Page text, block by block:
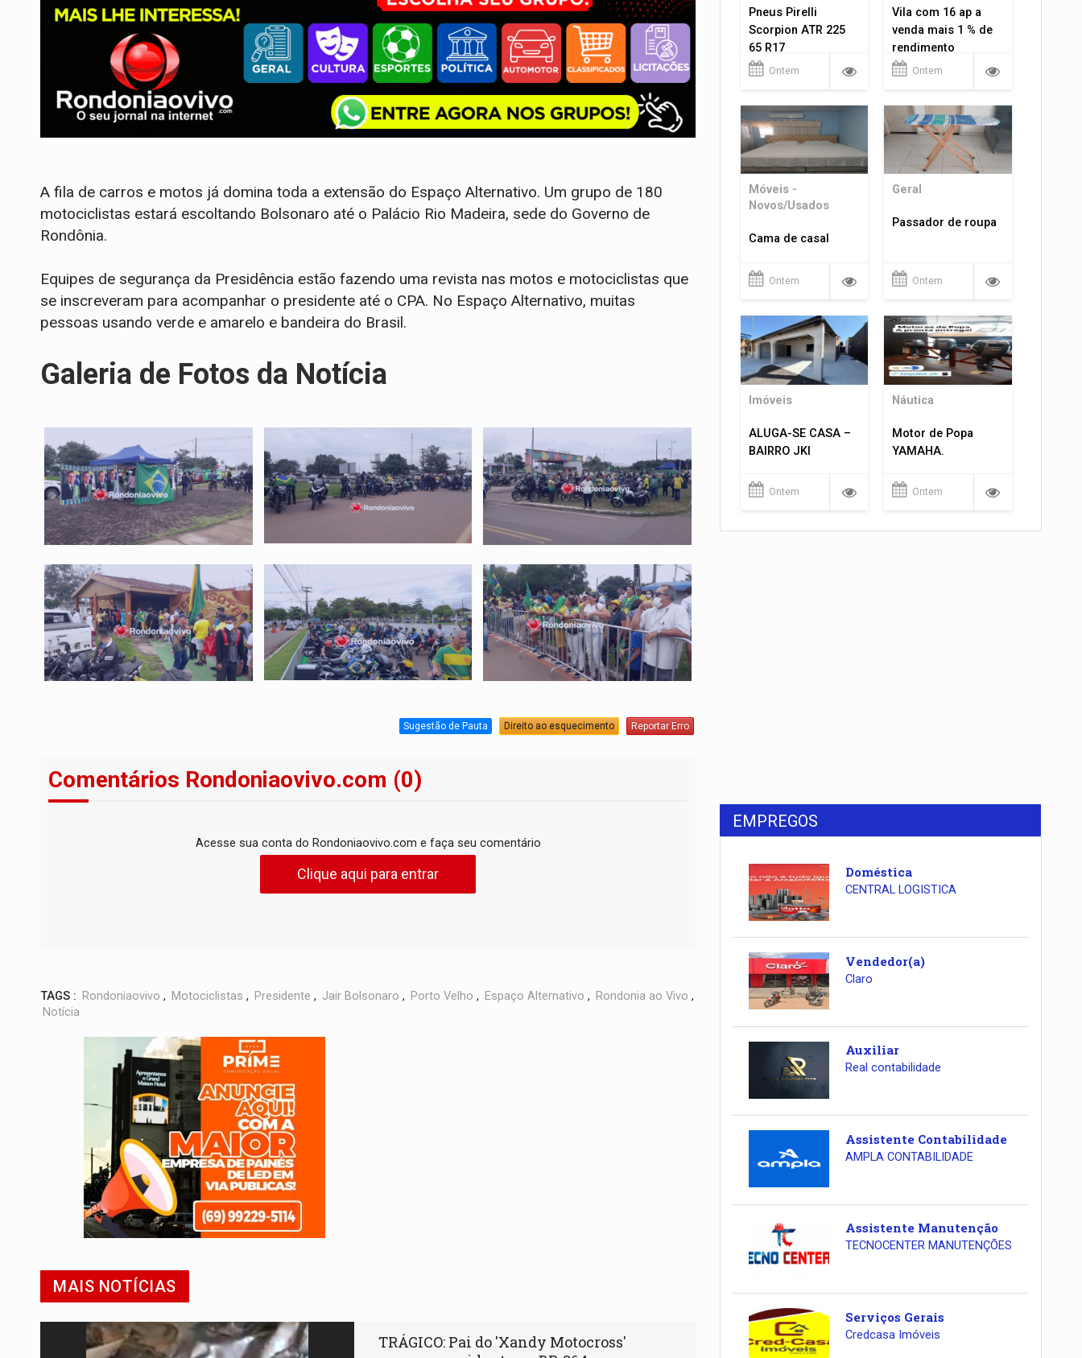
A fila de carros e motos já domina toda a extensão do Espaço Alternativo. Um grupo de 180
motociclistas estará escoltando Bolsonaro até o Palácio Rio Madeira, sede do Governo de
Rondônia.
Equipes de segurança da Presidência estão fazendo uma revista nas motos e motociclistas que
se inscreveram para acompanhar o presidente até o CPA. No Espaço Alternativo, muitas
pessoas usando verde e amarelo e bandeira do Brasil.
Galeria de Fotos da Notícia
Sugestão de Pauta Direito ao esquecimento Reportar Erro
Comentários Rondoniaovivo.com (0)
Acesse sua conta do Rondoniaovivo.com e faça seu comentário
Clique aqui para entrar
TAGS : Rondoniaovivo , Motociclistas , Presidente , Jair Bolsonaro , Porto Velho , Espaço Alternativo , Rondonia ao Vivo ,
Notícia
MAIS NOTÍCIAS
TRÁGICO: Pai do 'Xandy Motocross'
Pneus Pirelli
Scorpion ATR 225
65 R17
Ontem
Vila com 16 ap a
venda mais 1 % de
rendimento
Ontem
Móveis -
Novos/Usados
Cama de casal
Ontem
Geral
Passador de roupa
Ontem
Imóveis
ALUGA-SE CASA –
BAIRRO JKI
Ontem
Náutica
Motor de Popa
YAMAHA.
Ontem
EMPREGOS
Doméstica
CENTRAL LOGISTICA
Vendedor(a)
Claro
Auxiliar
Real contabilidade
Assistente Contabilidade
AMPLA CONTABILIDADE
Assistente Manutenção
TECNOCENTER MANUTENÇÕES
Serviços Gerais
Credcasa Imóveis